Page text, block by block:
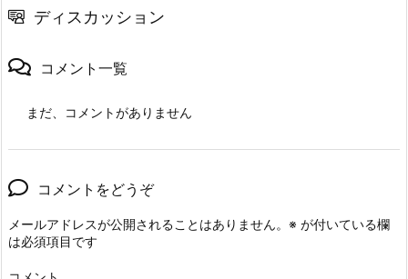
ディスカッション
コメント一覧
まだ、コメントがありません
コメントをどうぞ
メールアドレスが公開されることはありません。 ※ が付いている欄
は必須項目です